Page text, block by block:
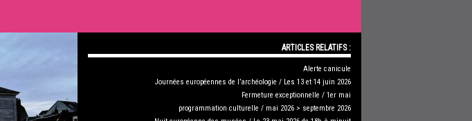
ARTICLES RELATIFS :
Alerte canicule
Journées européennes de l’archéologie / Les 13 et 14 juin 2026
Fermeture exceptionnelle / 1er mai
programmation culturelle / mai 2026 > septembre 2026